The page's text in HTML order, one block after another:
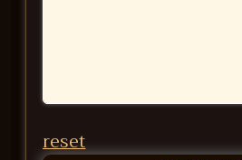
reset